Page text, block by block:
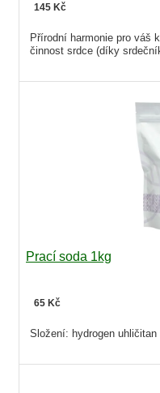
145 Kč
Přírodní harmonie pro váš
činnost srdce (díky
Prací soda 1kg
65 Kč
Složení: hydrogen